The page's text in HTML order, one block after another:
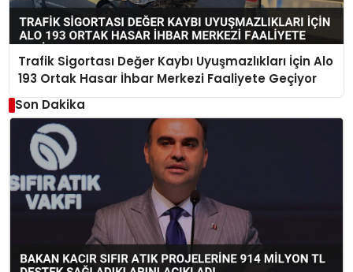
Trafik Sigortası Değer Kaybı Uyuşmazlıkları İçin Alo
193 Ortak Hasar İhbar Merkezi Faaliyete Geçiyor
Son Dakika